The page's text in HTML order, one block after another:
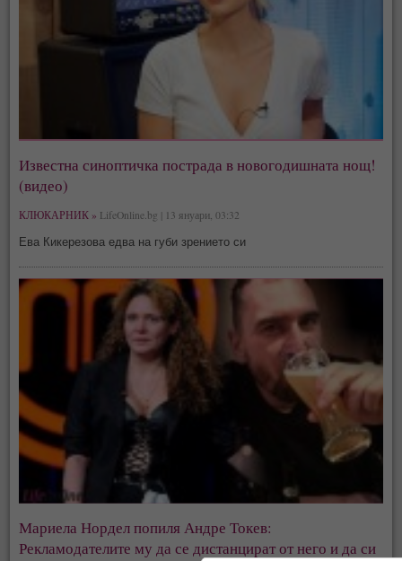
Известна синоптичка пострада в новогодишната нощ!
(видео)
КЛЮКАРНИК » LifeOnline.bg | 13 януари, 03:32
Ева Кикерезова едва на губи зрението си
Мариела Нордел попиля Андре Токев:
Рекламодателите му да се дистанцират от него и да си